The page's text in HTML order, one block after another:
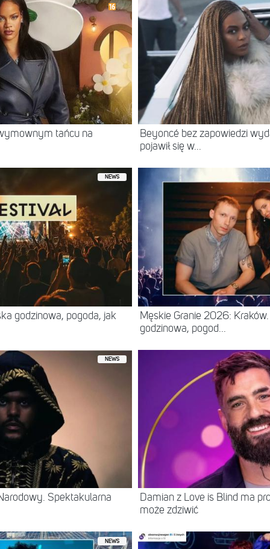
tańcu na
Beyoncé bez zapowiedzi
pojawił się w...
NEWS
godzinowa, pogoda, jak
Męskie Granie 2026:
godzinowa, pogod...
NEWS
Spektakularna
Damian z Love is Blind ma
może zdziwić
NEWS